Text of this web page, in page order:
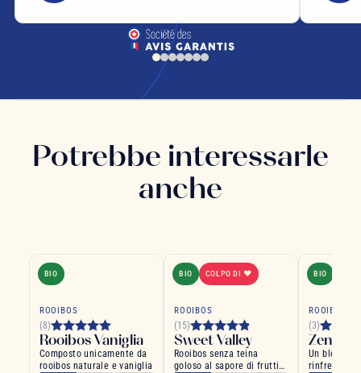
Potrebbe interessarle
anche
BIO
ROOIBOS
(8)
Rooibos Vaniglia
Composto unicamente da
rooibos naturale e vaniglia
BIO COLPO DI ❤
ROOIBOS
(15)
Sweet Valley
Rooibos senza teina
goloso al sapore di frutti
BIO
ROOIBOS
(3)
Un blend